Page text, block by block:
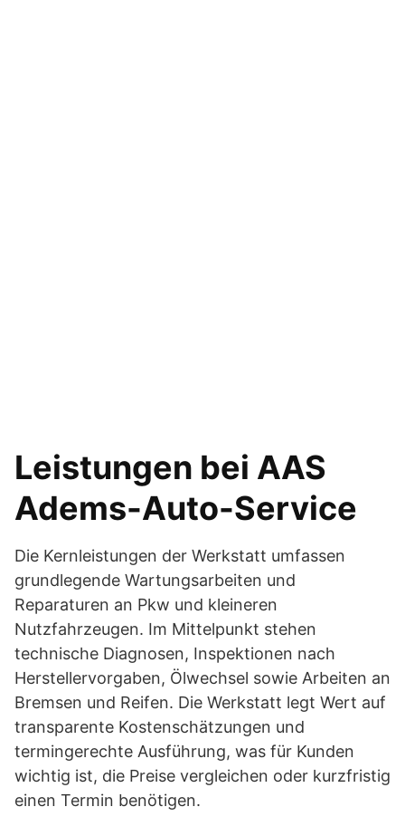
Leistungen bei AAS
Adems-Auto-Service
Die Kernleistungen der Werkstatt umfassen
grundlegende Wartungsarbeiten und
Reparaturen an Pkw und kleineren
Nutzfahrzeugen. Im Mittelpunkt stehen
technische Diagnosen, Inspektionen nach
Herstellervorgaben, Ölwechsel sowie Arbeiten an
Bremsen und Reifen. Die Werkstatt legt Wert auf
transparente Kostenschätzungen und
termingerechte Ausführung, was für Kunden
wichtig ist, die Preise vergleichen oder kurzfristig
einen Termin benötigen.